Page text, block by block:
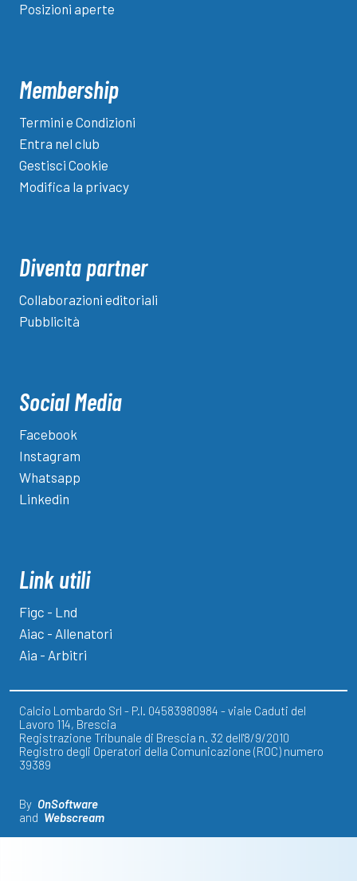
Posizioni aperte
Membership
Termini e Condizioni
Entra nel club
Gestisci Cookie
Modifica la privacy
Diventa partner
Collaborazioni editoriali
Pubblicità
Social Media
Facebook
Instagram
Whatsapp
Linkedin
Link utili
Figc - Lnd
Aiac - Allenatori
Aia - Arbitri
Calcio Lombardo Srl - P.I. 04583980984 - viale Caduti del
Lavoro 114, Brescia
Registrazione Tribunale di Brescia n. 32 dell'8/9/2010
Registro degli Operatori della Comunicazione (ROC) numero
39389
By OnSoftware
and Webscream